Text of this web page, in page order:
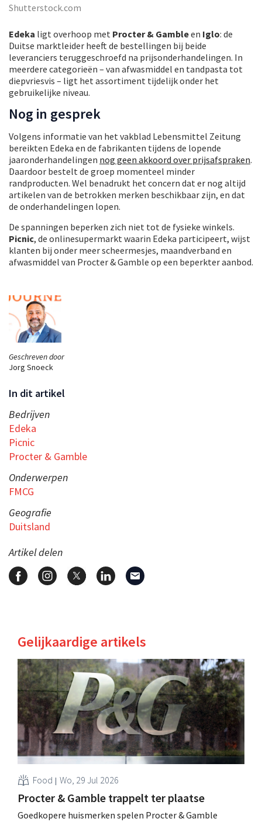
Geschreven door
Jorg Snoeck
In dit artikel
Bedrijven
Edeka
Picnic
Procter & Gamble
Onderwerpen
FMCG
Geografie
Duitsland
Artikel delen
Shutterstock.com
Edeka ligt overhoop met Procter & Gambleen Iglo: de
Duitse marktleider heeft de bestellingen bij beide
leveranciers teruggeschroefd na prijsonderhandelingen. In
meerdere categorieën – van afwasmiddel en tandpasta tot
diepvriesvis – ligt het assortiment tijdelijk onder het
gebruikelijke niveau.
Nog in gesprek
Volgens informatie van het vakblad Lebensmittel Zeitung
bereikten Edeka en de fabrikanten tijdens de lopende
jaaronderhandelingen nog geen akkoord over prijsafspraken.
Daardoor bestelt de groep momenteel minder
randproducten. Wel benadrukt het concern dat er nog altijd
artikelen van de betrokken merken beschikbaar zijn, en dat
de onderhandelingen lopen.
De spanningen beperken zich niet tot de fysieke winkels.
Picnic, de onlinesupermarkt waarin Edeka participeert, wijst
klanten bij onder meer scheermesjes, maandverband en
afwasmiddel van Procter & Gamble op een beperkter aanbod.
Gelijkaardige artikels
Food Wo, 29 Jul 2026
Procter & Gamble trappelt ter plaatse
Goedkopere huismerken spelen Procter & Gamble